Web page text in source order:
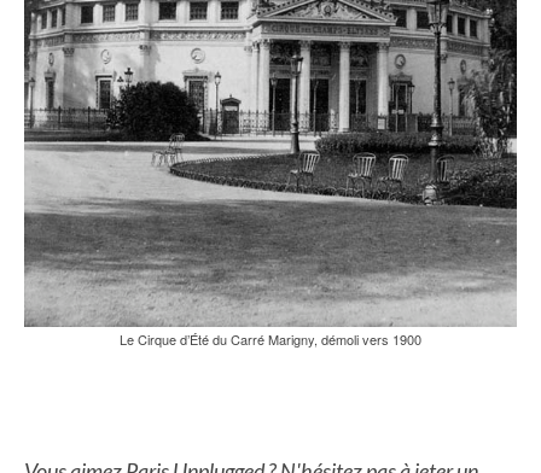
Le Cirque d’Été du Carré Marigny, démoli vers 1900